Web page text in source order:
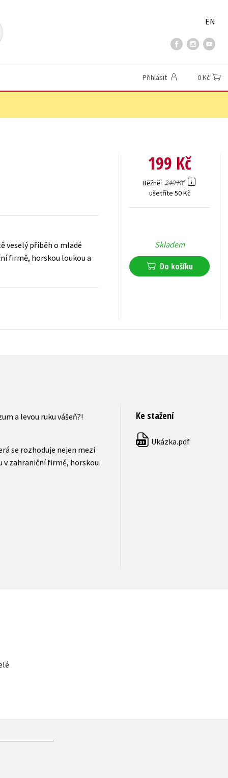
EN
Přihlásit 0 Kč
veselý příběh o mladé
firmě, horskou loukou a
199 Kč
Běžně 249 Kč
ušetříte 50 Kč
Skladem
Do košíku
a levou ruku vášeň?!
se rozhoduje nejen mezi
v zahraniční firmě, horskou
Ke stažení
PDF Ukázka.pdf